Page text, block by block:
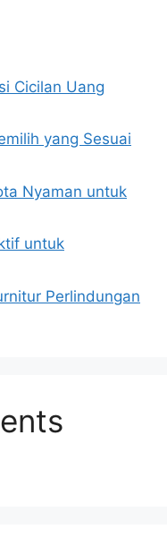
Cicilan Uang
yang Sesuai
Nyaman untuk
untuk
Perlindungan